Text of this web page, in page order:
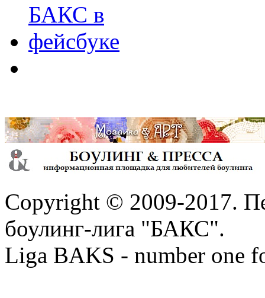
Copyright © 2009-2017.
боулинг-лига "БАКС".
Liga BAKS - number one